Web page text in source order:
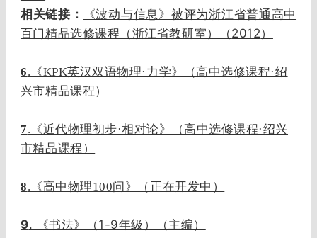
相关链接：
《波动与信息》被评为浙江省普通高中
百门精品选修课程（浙江省教研室）（2012）
6.《KPK英汉双语物理·力学》（高中选修课程·绍
兴市精品课程）
7.《近代物理初步·相对论》（高中选修课程·绍兴
市精品课程）
8.《高中物理100问》（正在开发中）
9. 《书法》（1-9年级）（主编）